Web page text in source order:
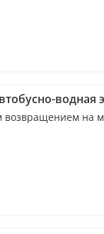
водная
возвращением на